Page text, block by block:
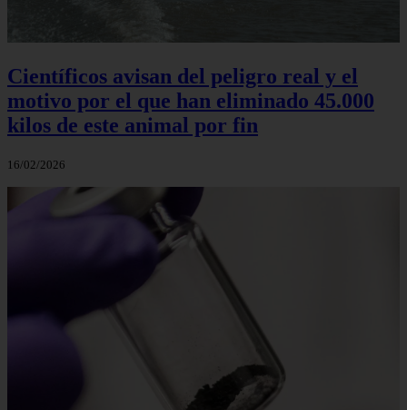
Científicos avisan del peligro real y el
motivo por el que han eliminado 45.000
kilos de este animal por fin
16/02/2026